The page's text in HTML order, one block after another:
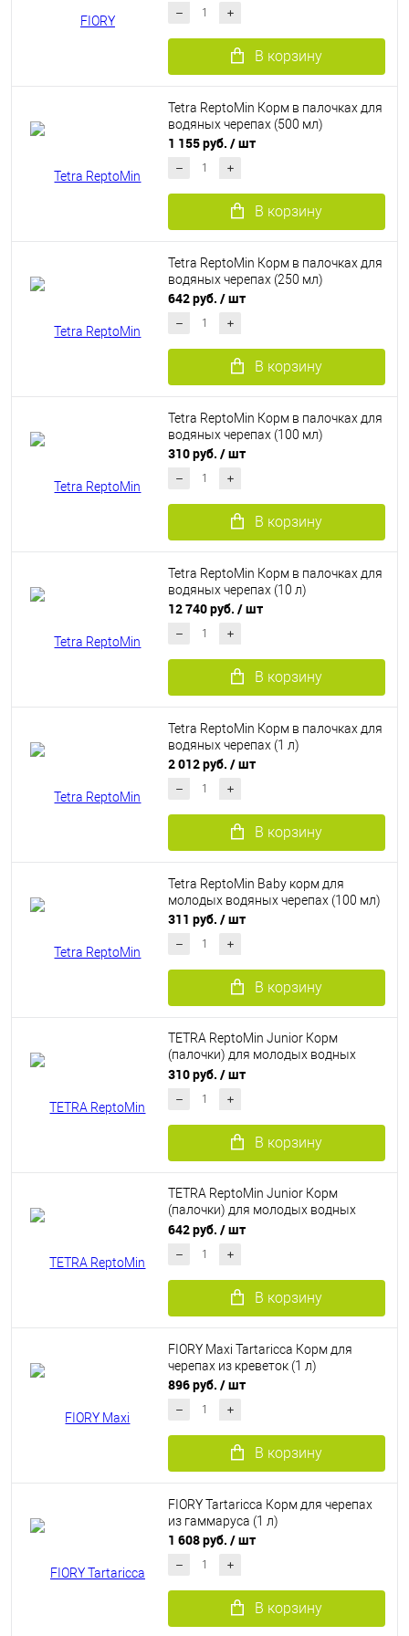
В корзину
Tetra ReptoMin Корм в палочках для
водяных черепах (500 мл)
1 155 руб. / шт
В корзину
Tetra ReptoMin Корм в палочках для
водяных черепах (250 мл)
642 руб. / шт
В корзину
Tetra ReptoMin Корм в палочках для
водяных черепах (100 мл)
310 руб. / шт
В корзину
Tetra ReptoMin Корм в палочках для
водяных черепах (10 л)
12 740 руб. / шт
В корзину
Tetra ReptoMin Корм в палочках для
водяных черепах (1 л)
2 012 руб. / шт
В корзину
Tetra ReptoMin Baby корм для
молодых водяных черепах (100 мл)
311 руб. / шт
В корзину
TETRA ReptoMin Junior Корм
(палочки) для молодых водных
черепах. (100 мл)
310 руб. / шт
В корзину
TETRA ReptoMin Junior Корм
(палочки) для молодых водных
черепах. (250 мл)
642 руб. / шт
В корзину
FIORY Maxi Tartaricca Корм для
черепах из креветок (1 л)
896 руб. / шт
В корзину
FIORY Tartaricca Корм для черепах
из гаммаруса (1 л)
1 608 руб. / шт
В корзину